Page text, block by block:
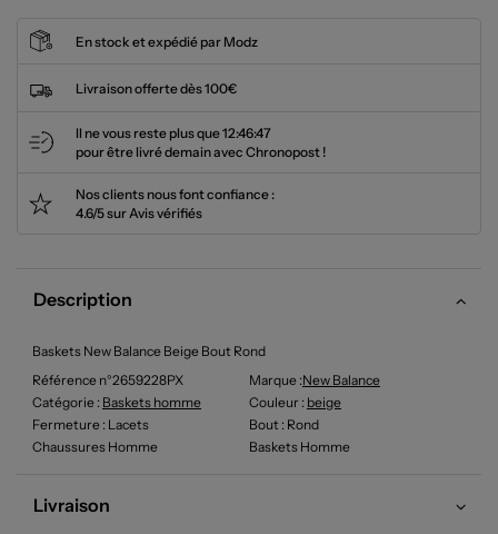
En stock et expédié par Modz
Livraison offerte dès 100€
Il ne vous reste plus que12:46:47
pour être livré demain avec Chronopost !
Nos clients nous font confiance :
4.6/5 sur Avis vérifiés
Description
Baskets New Balance Beige Bout Rond
Référence n°2659228PX
Marque :New Balance
Catégorie : Baskets homme Couleur : beige
Fermeture : Lacets Bout : Rond
Chaussures Homme
Baskets Homme
Livraison